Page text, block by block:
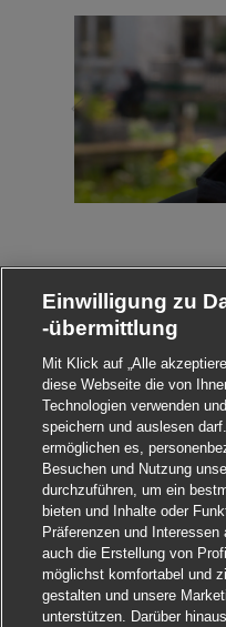
Einwilligung zu
-übermittlung
Mit Klick auf „Alle
diese Webseite die von
Technologien verwenden
speichern und auslesen
ermöglichen es,
Besuchen und Nutzung
durchzuführen, um ein
bieten und Inhalte oder
Präferenzen und
auch die Erstellung von
möglichst komfortabel und
gestalten und unsere
unterstützen. Darüber